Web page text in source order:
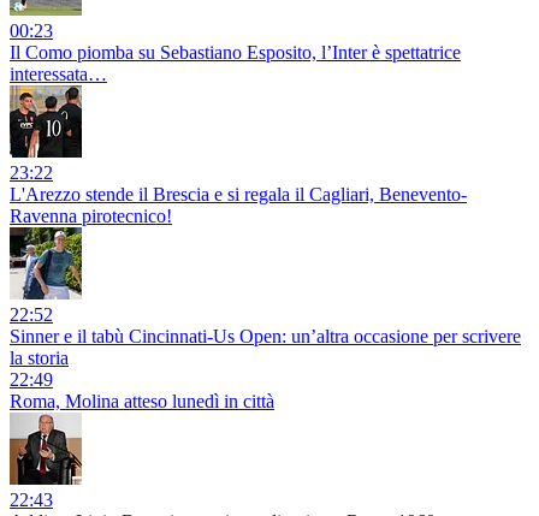
00:23
Il Como piomba su Sebastiano Esposito, l’Inter è spettatrice
interessata…
23:22
L'Arezzo stende il Brescia e si regala il Cagliari, Benevento-
Ravenna pirotecnico!
22:52
Sinner e il tabù Cincinnati-Us Open: un’altra occasione per scrivere
la storia
22:49
Roma, Molina atteso lunedì in città
22:43